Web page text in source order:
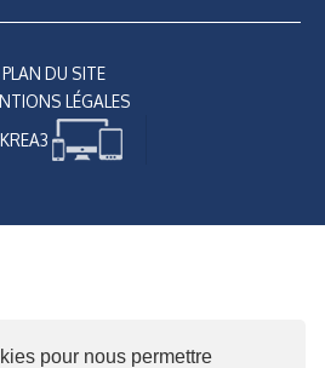
pour nous permettre
PLAN DU SITE
LÉGALES
KREA3